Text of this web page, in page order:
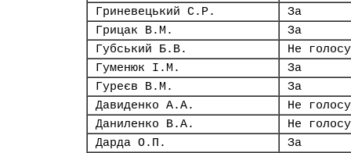
Гриневецький С.Р.
За
Грицак В.М.
За
Губський Б.В.
Не
Гуменюк І.М.
За
Гуреєв В.М.
За
Давиденко А.А.
Не
Даниленко В.А.
Не
Дарда О.П.
За